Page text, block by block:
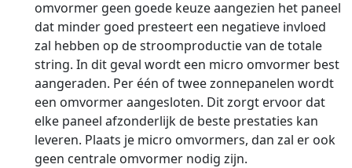
omvormer geen goede keuze aangezien het paneel
dat minder goed presteert een negatieve invloed
zal hebben op de stroomproductie van de totale
string. In dit geval wordt een micro omvormer best
aangeraden. Per één of twee zonnepanelen wordt
een omvormer aangesloten. Dit zorgt ervoor dat
elke paneel afzonderlijk de beste prestaties kan
leveren. Plaats je micro omvormers, dan zal er ook
geen centrale omvormer nodig zijn.